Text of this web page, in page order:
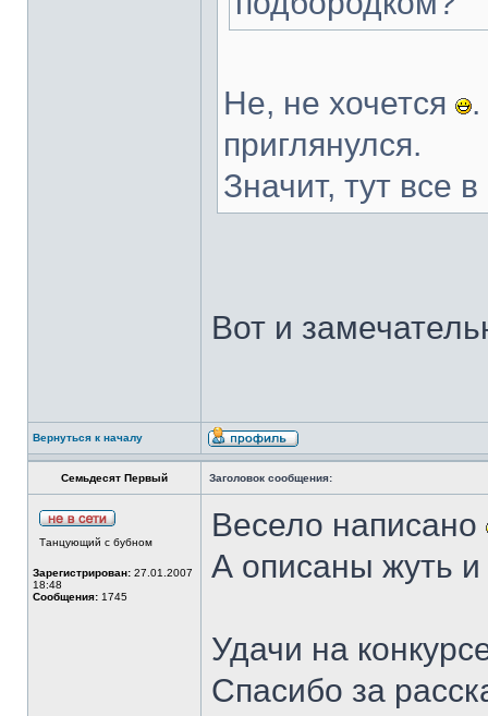
Не, не хочется
приглянулся.
Значит, тут все
Вот и
Вернуться к началу
Семьдесят Первый Заголовок сообщения:
Танцующий с бубном
Зарегистрирован: 27.01.2007
18:48
Сообщения: 1745
Весело написано
А описаны жуть
Удачи на
Спасибо за